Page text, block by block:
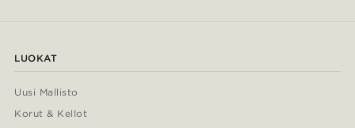
LUOKAT
Uusi Mallisto
Korut & Kellot